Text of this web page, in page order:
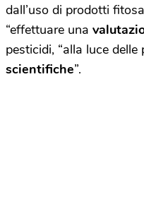
dall’uso di prodotti
“effettuare una
pesticidi, “alla luce delle
scientifiche”.